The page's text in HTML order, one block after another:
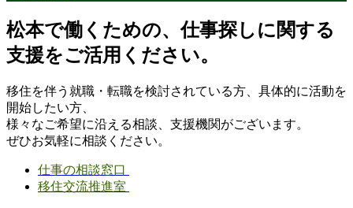
松本で働くための、仕事探しに関する
支援をご活用ください。
移住を伴う就職・転職を検討されている方、具体的に活動を
開始したい方、
様々なご希望に沿える相談、支援機関がございます。
ぜひお気軽に相談ください。
仕事の相談窓口
移住交流推進室